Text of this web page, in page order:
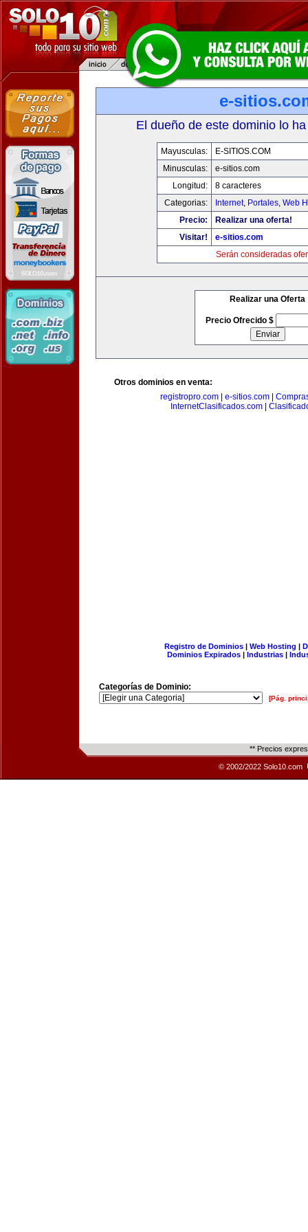
e-
El dueño de este dominio lo
Mayusculas:
E-SITIOS.COM
Minusculas:
e-sitios.com
Longitud:
8 caracteres
Categorias:
Internet, Portales, Web
Precio:
Realizar una oferta!
Visitar!
e-sitios.com
Serán consideradas
Realizar una Oferta
Precio Ofrecido $
Otros dominios en venta:
registropro.com
e-sitios.com
InternetClasificados.com|
Registro de Dominios| Web Hosting |
Dominios Expirados | Industrias |
Categorías de Dominio:
[Pág.
** Precios
© 2002/2022 Solo10.com